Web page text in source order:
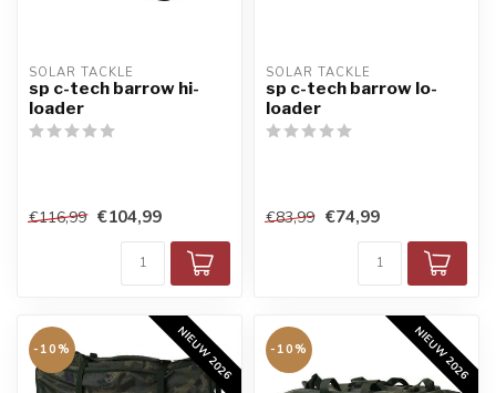
SOLAR TACKLE
sp c-tech barrow hi-
loader
€116,99 €104,99
SOLAR TACKLE
sp c-tech barrow lo-
loader
€83,99 €74,99
NIEUW 2026
-10% NIEUW 2026
-10%